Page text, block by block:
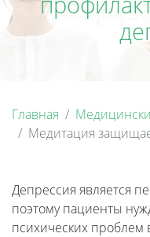
Главная
Медитация
Депрессия является
поэтому пациенты
психических проблем